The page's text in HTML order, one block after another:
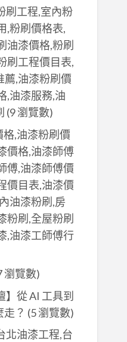
刷工程,室內粉
,粉刷價格表,
油漆價格,粉刷
刷工程價目表,
薦,油漆粉刷價
,油漆服務,油
(9 瀏覽數)
格,油漆粉刷價
價格,油漆師傅
傅,油漆師傅價
價目表,油漆價
油漆粉刷,房
粉刷,全屋粉刷
,油漆工師傅行
瀏覽數)
】從 AI 工具到
？ (5 瀏覽數)
北油漆工程,台